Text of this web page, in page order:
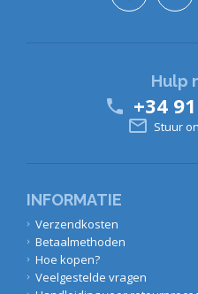
INFORMATIE
Verzendkosten
Betaalmethoden
Hoe kopen?
Veelgestelde vragen
Hulp
 +34
 Stuur